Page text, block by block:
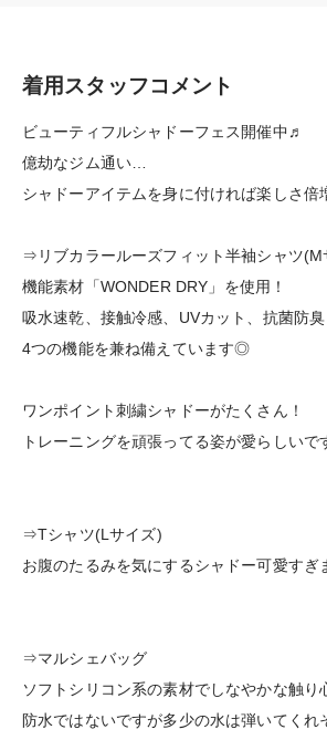
着用スタッフコメント
ビューティフルシャドーフェス開催中♬
億劫なジム通い…
シャドーアイテムを身に付ければ楽しさ倍
⇒リブカラールーズフィット半袖シャツ(M
機能素材「WONDER DRY」を使用！
吸水速乾、接触冷感、UVカット、抗菌防臭
4つの機能を兼ね備えています◎
ワンポイント刺繍シャドーがたくさん！
トレーニングを頑張ってる姿が愛らしいで
⇒Tシャツ(Lサイズ)
お腹のたるみを気にするシャドー可愛す
⇒マルシェバッグ
ソフトシリコン系の素材でしなやかな触り
防水ではないですが多少の水は弾いてく